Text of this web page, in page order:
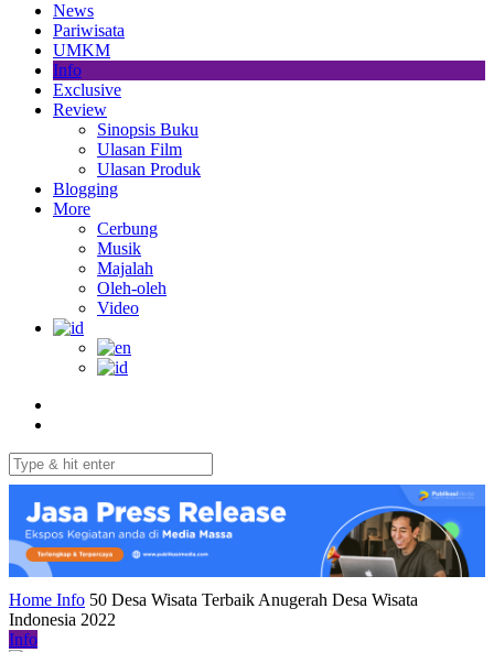
News
Pariwisata
UMKM
Info
Exclusive
Review
Sinopsis Buku
Ulasan Film
Ulasan Produk
Blogging
More
Cerbung
Musik
Majalah
Oleh-oleh
Video
Home Info 50 Desa Wisata Terbaik Anugerah Desa Wisata
Indonesia 2022
Info